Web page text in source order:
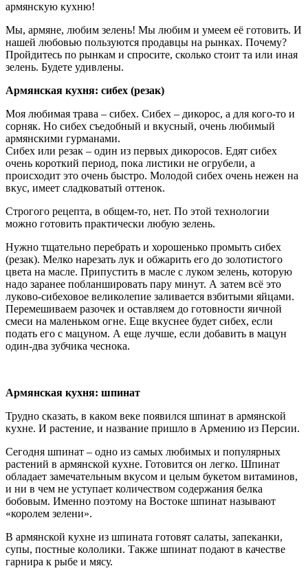
армянскую кухню!
Мы, армяне, любим зелень! Мы любим и умеем её готовить. И
нашей любовью пользуются продавцы на рынках. Почему?
Пройдитесь по рынкам и спросите, сколько стоит та или иная
зелень. Будете удивлены.
Армянская кухня: сибех (резак)
Моя любимая трава – сибех. Сибех – дикорос, а для кого-то и
сорняк. Но сибех съедобный и вкусный, очень любимый
армянскими гурманами.
Сибех или резак – один из первых дикоросов. Едят сибех
очень короткий период, пока листики не огрубели, а
происходит это очень быстро. Молодой сибех очень нежен на
вкус, имеет сладковатый оттенок.
Строгого рецепта, в общем-то, нет. По этой технологии
можно готовить практически любую зелень.
Нужно тщательно перебрать и хорошенько промыть сибех
(резак). Мелко нарезать лук и обжарить его до золотистого
цвета на масле. Припустить в масле с луком зелень, которую
надо заранее побланшировать пару минут. А затем всё это
луково-сибеховое великолепие заливается взбитыми яйцами.
Перемешиваем разочек и оставляем до готовности яичной
смеси на маленьком огне. Еще вкуснее будет сибех, если
подать его с мацуном. А еще лучше, если добавить в мацун
один-два зубчика чеснока.
Армянская кухня: шпинат
Трудно сказать, в каком веке появился шпинат в армянской
кухне. И растение, и название пришло в Армению из Персии.
Сегодня шпинат – одно из самых любимых и популярных
растений в армянской кухне. Готовится он легко. Шпинат
обладает замечательным вкусом и целым букетом витаминов,
и ни в чем не уступает количеством содержания белка
бобовым. Именно поэтому на Востоке шпинат называют
«королем зелени».
В армянской кухне из шпината готовят салаты, запеканки,
супы, постные кололики. Также шпинат подают в качестве
гарнира к рыбе и мясу.